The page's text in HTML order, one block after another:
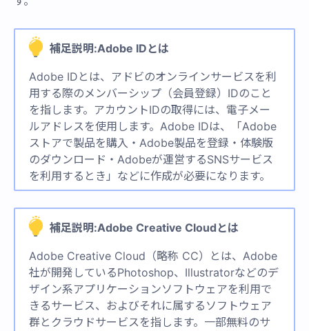
補足説明:Adobe IDとは
Adobe IDとは、アドビのオンラインサービスを利
用する際のメンバーシップ（会員登録）IDのこと
を指します。アカウントIDの取得には、電子メー
ルアドレスを使用します。Adobe IDは、「Adobe
ストアで製品を購入・Adobe製品を登録・体験版
のダウンロード・Adobeが運営するSNSサービス
を利用するとき」などに作成が必要になります。
補足説明:Adobe Creative Cloudとは
Adobe Creative Cloud（略称 CC）とは、Adobe
社が開発しているPhotoshop、Illustratorなどのデ
ザイン系アプリケーションソフトウェアを利用で
きるサービス、およびそれに属するソフトウェア
群とクラウドサービスを指します。一部無料のサ